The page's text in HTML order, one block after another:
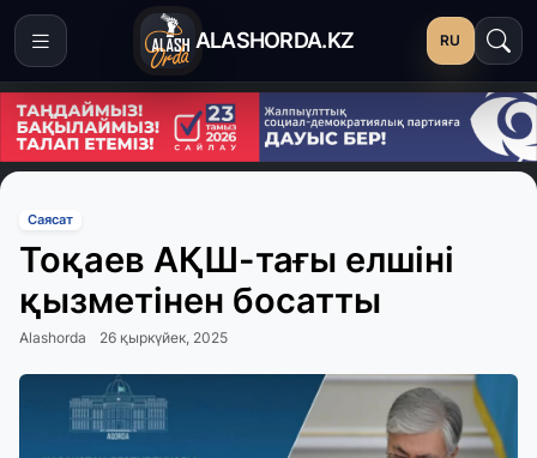
ALASHORDA.KZ RU
Саясат
Тоқаев АҚШ-тағы елшіні
қызметінен босатты
Alashorda 26 қыркүйек, 2025